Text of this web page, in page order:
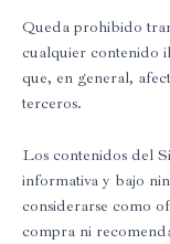
Queda prohibido
cualquier contenido
que, en general,
terceros.
Los contenidos del
informativa y bajo
considerarse como
compra ni